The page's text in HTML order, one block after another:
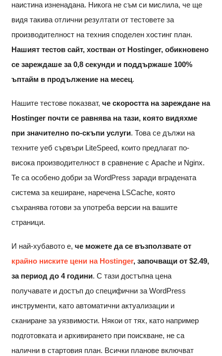
наистина изненадана. Никога не съм си мислила, че ще
видя такива отлични резултати от тестовете за
производителност на техния споделен хостинг план.
Нашият тестов сайт, хостван от Hostinger, обикновено
се зареждаше за 0,8 секунди и поддържаше 100%
ъптайм в продължение на месец.
Нашите тестове показват, че скоростта на зареждане на
Hostinger почти се равнява на тази, която видяхме
при значително по-скъпи услуги. Това се дължи на
техните уеб сървъри LiteSpeed, които предлагат по-
висока производителност в сравнение с Apache и Nginx.
Те са особено добри за WordPress заради вградената
система за кеширане, наречена LSCache, която
съхранява готови за употреба версии на вашите
страници.
И най-хубавото е, че можете да се възползвате от
крайно ниските цени на Hostinger, започващи от $2.49,
за период до 4 години. С тази достъпна цена
получавате и достъп до специфични за WordPress
инструменти, като автоматични актуализации и
сканиране за уязвимости. Някои от тях, като например
подготовката и архивирането при поискване, не са
налични в стартовия план. Всички планове включват